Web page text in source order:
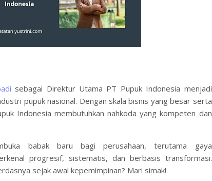
sebagai Direktur Utama PT Pupuk Indonesia menjadi
pupuk nasional. Dengan skala bisnis yang besar serta
Indonesia membutuhkan nahkoda yang kompeten dan
babak baru bagi perusahaan, terutama gaya
progresif, sistematis, dan berbasis transformasi.
sejak awal kepemimpinan? Mari simak!